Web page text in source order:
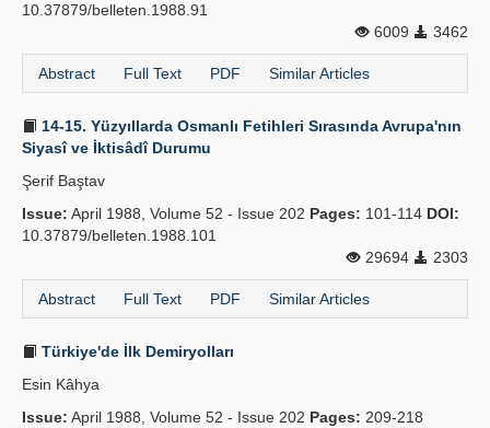
Guidelines
Contact Us
10.37879/belleten.1988.91
6009
3462
Abstract Full Text PDF Similar Articles
14-15. Yüzyıllarda Osmanlı Fetihleri Sırasında Avrupa'nın
Siyasî ve İktisâdî Durumu
Şerif Baştav
Issue: April 1988, Volume 52 - Issue 202 Pages: 101-114 DOI:
10.37879/belleten.1988.101
29694
2303
Abstract Full Text PDF Similar Articles
Türkiye'de İlk Demiryolları
Esin Kâhya
Issue: April 1988, Volume 52 - Issue 202 Pages: 209-218